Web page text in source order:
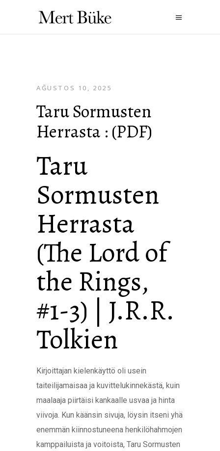
AĞUSTOS 10, 2025
Taru Sormusten
Herrasta : (PDF)
Taru
Sormusten
Herrasta
(The Lord of
the Rings,
#1-3) | J.R.R.
Tolkien
Kirjoittajan kielenkäyttö oli usein
taiteilijamaisaa ja kuvittelukinnekästä, kuin
maalaaja piirtäisi kankaalle usvaa ja hinta
viivoja. Kun käänsin sivuja, löysin itseni yhä
enemmän kiinnostuneena henkilöhahmojen
kamppailuista ja voitoista, Taru Sormusten